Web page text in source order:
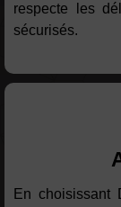
respecte les
sécurisés.
En choisissant